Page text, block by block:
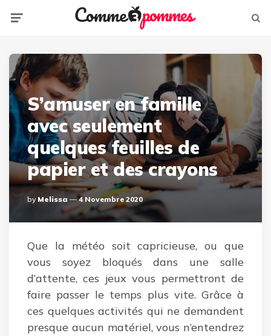
S’amuser en famille
avec seulement
quelques feuilles de
papier et des crayons
Posted
By
By Melissa 4 Novembre 2020
Que la météo soit capricieuse, ou que
vous soyez bloqués dans une salle
d’attente, ces jeux vous permettront de
faire passer le temps plus vite. Grâce à
ces quelques activités qui ne demandent
presque aucun matériel, vous n’entendrez